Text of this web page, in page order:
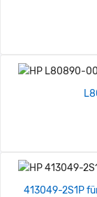
413049-2S1P